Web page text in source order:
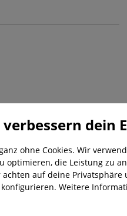
Kostenloser
verbessern dein
ohne Cookies. Wir
optimieren, die Leistung zu
auf deine
Weitere